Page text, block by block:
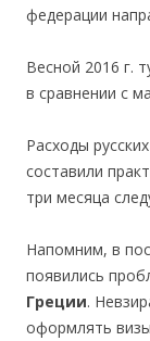
федерации
Весной 2016 г.
в сравнении с
Расходы
составили
три месяца
Напомним, в
появились
Греции.
оформлять